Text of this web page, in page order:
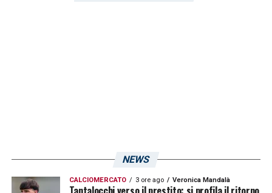
NEWS
CALCIOMERCATO 3 ore ago Veronica Mandalà